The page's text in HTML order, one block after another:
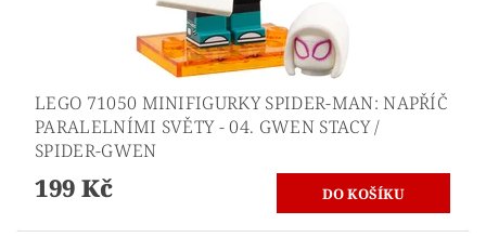
LEGO 71050 MINIFIGURKY SPIDER-MAN: NAPŘÍČ
PARALELNÍMI SVĚTY - 04. GWEN STACY /
SPIDER-GWEN
199 Kč